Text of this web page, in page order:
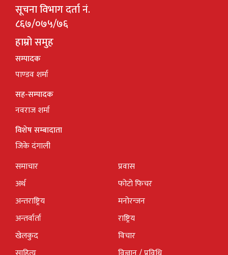
सूचना विभाग दर्ता नं.
८६७/०७५/७६
हाम्रो समुह
सम्पादक
पाण्डव शर्मा
सह-सम्पादक
नवराज शर्मा
विशेष सम्बादाता
जिके दंगाली
समाचार
अर्थ
अन्तराष्ट्रिय
अन्तर्वार्ता
खेलकुद
प्रवास
फोटो फिचर
मनोरन्जन
राष्ट्रिय
विचार